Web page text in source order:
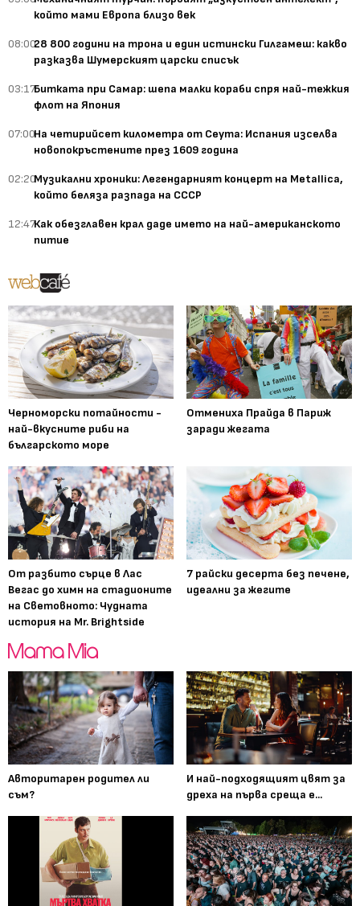
който мами Европа близо век
08:0028 800 години на трона и един истински Гилгамеш: какво
разказва Шумерският царски списък
03:17Битката при Самар: шепа малки кораби спря най-тежкия
флот на Япония
07:00На четирийсет километра от Сеута: Испания изселва
новопокръстените през 1609 година
02:20Музикални хроники: Легендарният концерт на Metallica,
който беляза разпада на СССР
12:47Как обезглавен крал даде името на най-американското
питие
Черноморски потайности -
най-вкусните риби на
българското море
Отмениха Прайда в Париж
заради жегата
От разбито сърце в Лас
Вегас до химн на стадионите
на Световното: Чудната
история на Mr. Brightside
7 райски десерта без печене,
идеални за жегите
Авторитарен родител ли
съм?
И най-подходящият цвят за
дреха на първа среща е...